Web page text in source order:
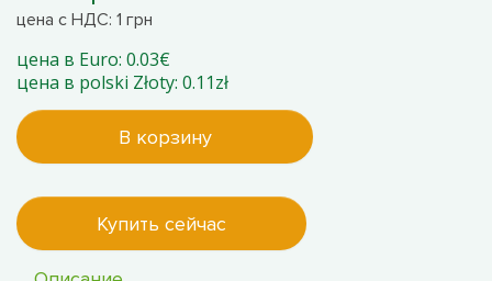
цена с НДС: 1 грн
цена в Euro: 0.03€
цена в polski Złoty: 0.11zł
В корзину
Купить сейчас